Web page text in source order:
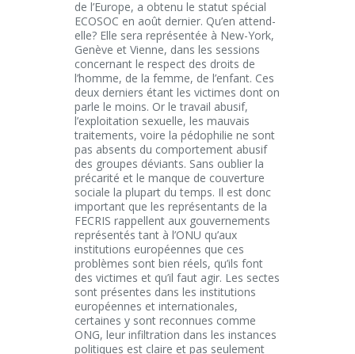
de l’Europe, a obtenu le statut spécial
ECOSOC en août dernier. Qu’en attend-
elle? Elle sera représentée à New-York,
Genève et Vienne, dans les sessions
concernant le respect des droits de
l’homme, de la femme, de l’enfant. Ces
deux derniers étant les victimes dont on
parle le moins. Or le travail abusif,
l’exploitation sexuelle, les mauvais
traitements, voire la pédophilie ne sont
pas absents du comportement abusif
des groupes déviants. Sans oublier la
précarité et le manque de couverture
sociale la plupart du temps. Il est donc
important que les représentants de la
FECRIS rappellent aux gouvernements
représentés tant à l’ONU qu’aux
institutions européennes que ces
problèmes sont bien réels, qu’ils font
des victimes et qu’il faut agir. Les sectes
sont présentes dans les institutions
européennes et internationales,
certaines y sont reconnues comme
ONG, leur infiltration dans les instances
politiques est claire et pas seulement